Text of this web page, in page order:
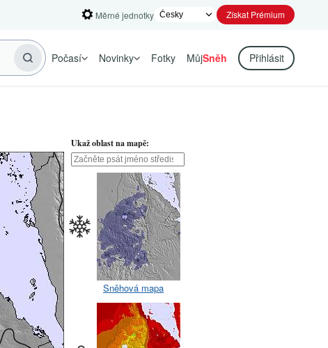
Měrné jednotky Získat Prémium
Počasí Novinky Fotky MůjSněh Přihlásit
Ukaž oblast na mapě:
Sněhová mapa